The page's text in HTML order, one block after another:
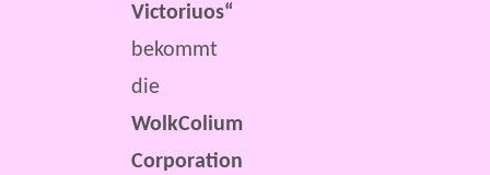
Victoriuos“
bekommt
die
WolkColium
Corporation